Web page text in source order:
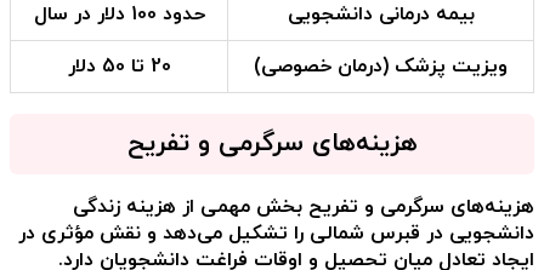
بیمه درمانی دانشجویی
حدود 100 دلار در سال
ویزیت پزشک (درمان خصوصی)
20 تا 50 دلار
هزینه‌های سرگرمی و تفریح
هزینه‌های سرگرمی و تفریح بخش مهمی از هزینه زندگی
دانشجویی در قبرس شمالی را تشکیل می‌دهد و نقش مؤثری در
ایجاد تعادل میان تحصیل و اوقات فراغت دانشجویان دارد.